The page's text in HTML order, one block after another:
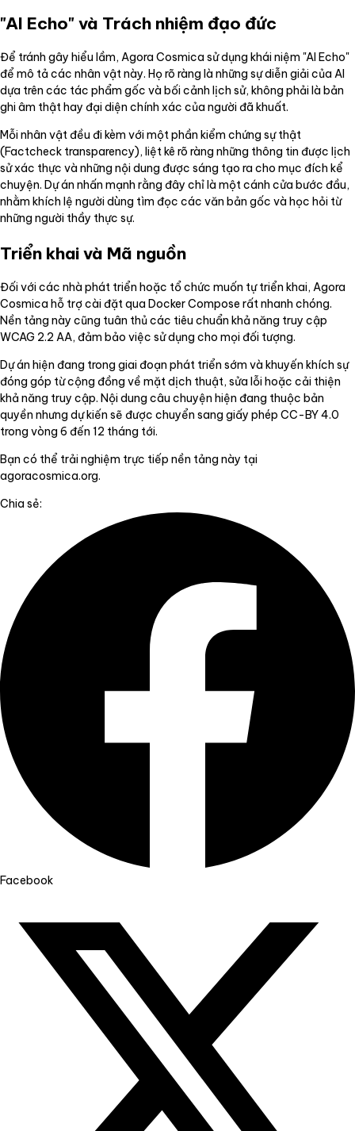
"AI Echo" và Trách nhiệm đạo đức
Để tránh gây hiểu lầm, Agora Cosmica sử dụng khái niệm "AI Echo"
để mô tả các nhân vật này. Họ rõ ràng là những sự diễn giải của AI
dựa trên các tác phẩm gốc và bối cảnh lịch sử, không phải là bản
ghi âm thật hay đại diện chính xác của người đã khuất.
Mỗi nhân vật đều đi kèm với một phần kiểm chứng sự thật
(Factcheck transparency), liệt kê rõ ràng những thông tin được lịch
sử xác thực và những nội dung được sáng tạo ra cho mục đích kể
chuyện. Dự án nhấn mạnh rằng đây chỉ là một cánh cửa bước đầu,
nhằm khích lệ người dùng tìm đọc các văn bản gốc và học hỏi từ
những người thầy thực sự.
Triển khai và Mã nguồn
Đối với các nhà phát triển hoặc tổ chức muốn tự triển khai, Agora
Cosmica hỗ trợ cài đặt qua Docker Compose rất nhanh chóng.
Nền tảng này cũng tuân thủ các tiêu chuẩn khả năng truy cập
WCAG 2.2 AA, đảm bảo việc sử dụng cho mọi đối tượng.
Dự án hiện đang trong giai đoạn phát triển sớm và khuyến khích sự
đóng góp từ cộng đồng về mặt dịch thuật, sửa lỗi hoặc cải thiện
khả năng truy cập. Nội dung câu chuyện hiện đang thuộc bản
quyền nhưng dự kiến sẽ được chuyển sang giấy phép CC-BY 4.0
trong vòng 6 đến 12 tháng tới.
Bạn có thể trải nghiệm trực tiếp nền tảng này tại
agoracosmica.org.
Chia sẻ:
Facebook